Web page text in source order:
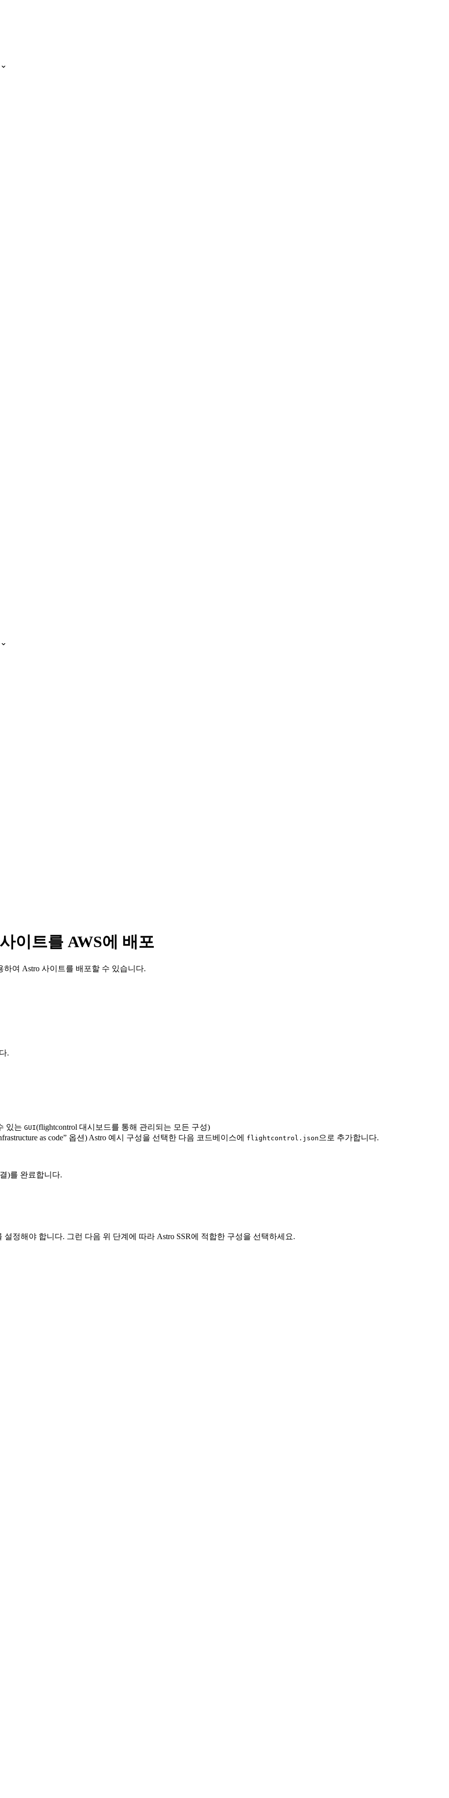
이트를 AWS에 배포
하여 Astro 사이트를 배포할 수 있습니다.
.
있는 GUI(flightcontrol 대시보드를 통해 관리되는 모든 구성)
as code” 옵션) Astro 예시 구성을 선택한 다음 코드베이스에
flightcontrol.json 으로 추가합니다.
)를 완료합니다.
설정해야 합니다. 그런 다음 위 단계에 따라 Astro SSR에 적합한 구성을 선택하세요.